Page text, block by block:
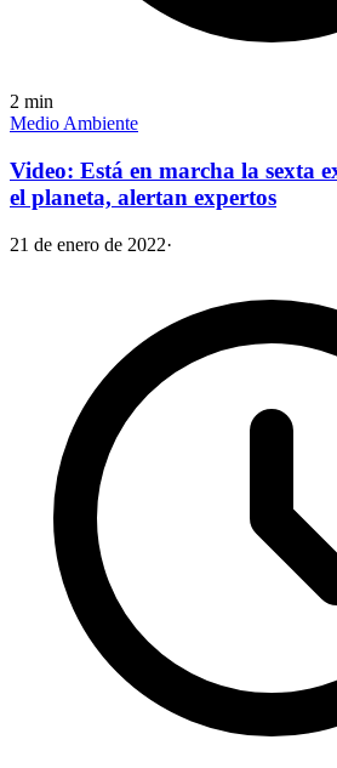
2 min
Medio Ambiente
Video: Está en marcha la sexta
el planeta, alertan expertos
21 de enero de 2022·